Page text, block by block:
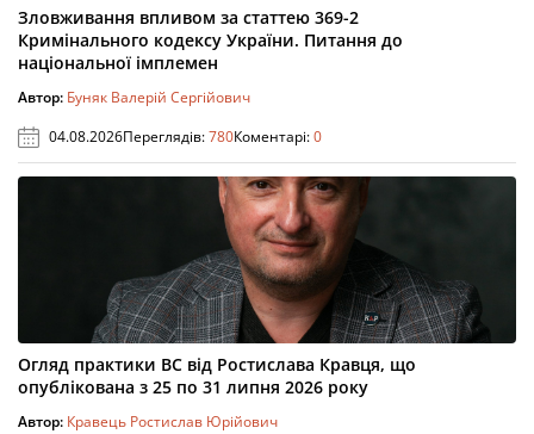
Зловживання впливом за статтею 369-2
Кримінального кодексу України. Питання до
національної імплемен
Автор: Буняк Валерій Сергійович
04.08.2026Переглядів:780Коментарі:0
Огляд практики ВС від Ростислава Кравця, що
опублікована з 25 по 31 липня 2026 року
Автор: Кравець Ростислав Юрійович